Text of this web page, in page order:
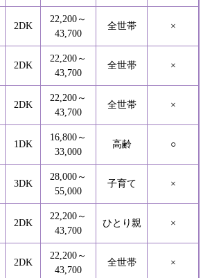
2DK
22,200～
43,700
全世帯 ×
2DK
22,200～
43,700
全世帯 ×
2DK
22,200～
43,700
全世帯 ×
1DK
16,800～
33,000
高齢 ○
3DK
28,000～
55,000
子育て ×
2DK
22,200～
43,700
ひとり親 ×
2DK
22,200～
43,700
全世帯 ×